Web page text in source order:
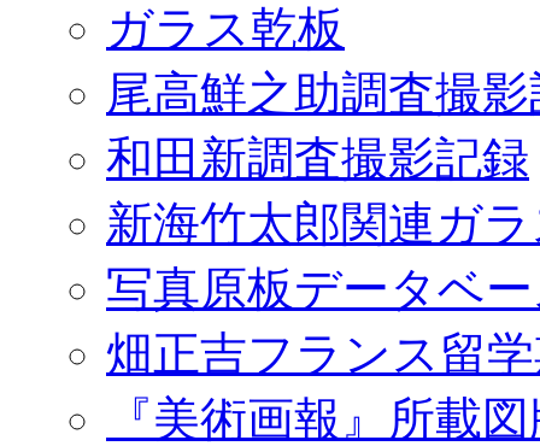
ガラス乾板
尾高鮮之助調査撮
和田新調査撮影記録
新海竹太郎関連ガ
写真原板データベ
畑正吉フランス留
『美術画報』所載